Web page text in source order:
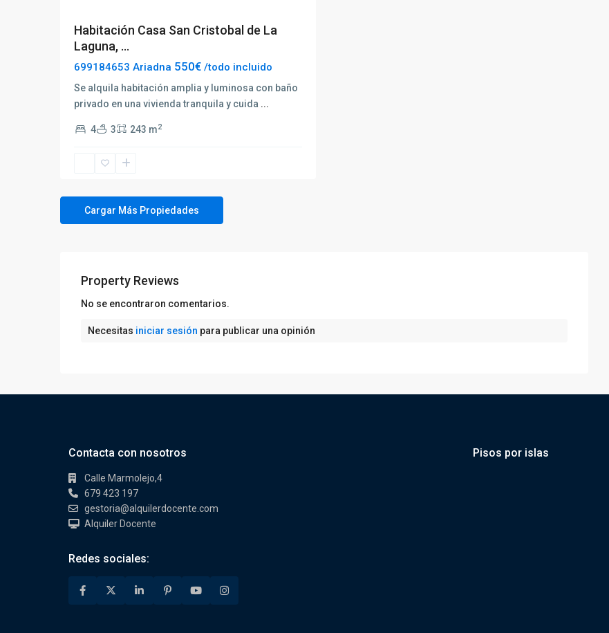
Habitación Casa San Cristobal de La
Laguna, ...
699184653 Ariadna 550€ /todo incluido
Se alquila habitación amplia y luminosa con baño
privado en una vivienda tranquila y cuida ...
4 3 243 m2
Property Reviews
No se encontraron comentarios.
Necesitas iniciar sesión para publicar una opinión
Contacta con nosotros
Calle Marmolejo,4
679 423 197
gestoria@alquilerdocente.com
Alquiler Docente
Redes sociales:
Pisos por islas